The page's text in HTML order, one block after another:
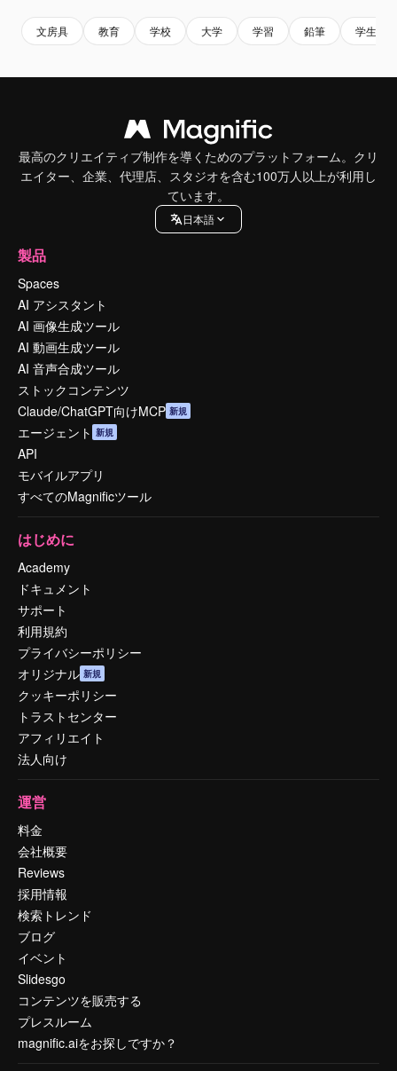
文房具 教育 学校 大学 学習 鉛筆 学生
最高のクリエイティブ制作を導くためのプラットフォーム。クリ
エイター、企業、代理店、スタジオを含む100万人以上が利用し
ています。
日本語
製品
Spaces
AI アシスタント
AI 画像生成ツール
AI 動画生成ツール
AI 音声合成ツール
ストックコンテンツ
Claude/ChatGPT向けMCP 新規
エージェント 新規
API
モバイルアプリ
すべてのMagnificツール
はじめに
Academy
ドキュメント
サポート
利用規約
プライバシーポリシー
オリジナル 新規
クッキーポリシー
トラストセンター
アフィリエイト
法人向け
運営
料金
会社概要
Reviews
採用情報
検索トレンド
ブログ
イベント
Slidesgo
コンテンツを販売する
プレスルーム
magnific.aiをお探しですか？